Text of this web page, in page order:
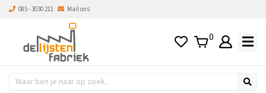
085 - 3030 211 Mail ons
0